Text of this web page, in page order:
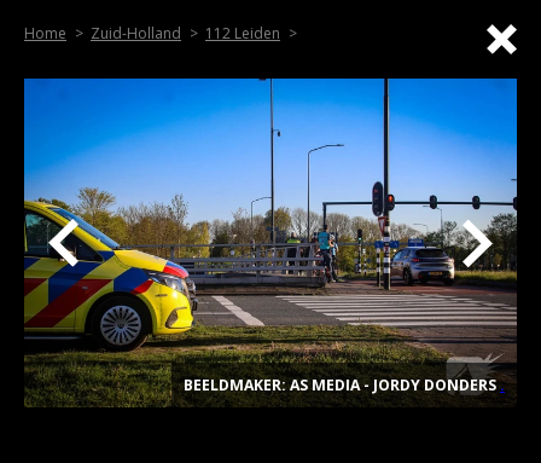
Home Zuid-Holland 112 Leiden
BEELDMAKER: AS MEDIA - JORDY DONDERS.